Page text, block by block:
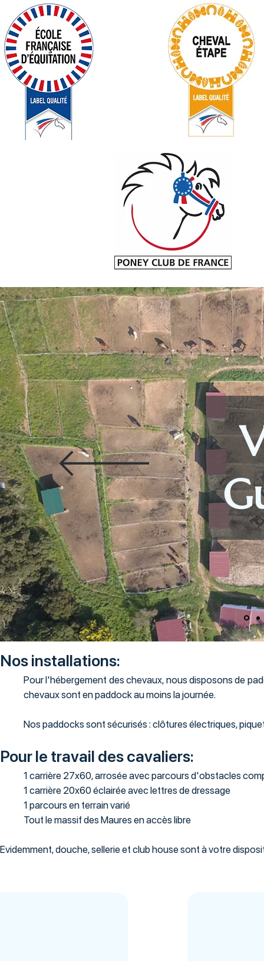
Nos installations:
Pour l'hébergement des chevaux, nous disposons de
chevaux sont en paddock au moins la journée.
Nos paddocks sont sécurisés : clôtures électriques,
Pour le travail des cavaliers:
1 carrière 27x60, arrosée avec parcours d'obstacles
1 carrière 20x60 éclairée avec lettres de dressage
1 parcours en terrain varié
Tout le massif des Maures en accès libre
Evidemment, douche, sellerie et club house sont à votre